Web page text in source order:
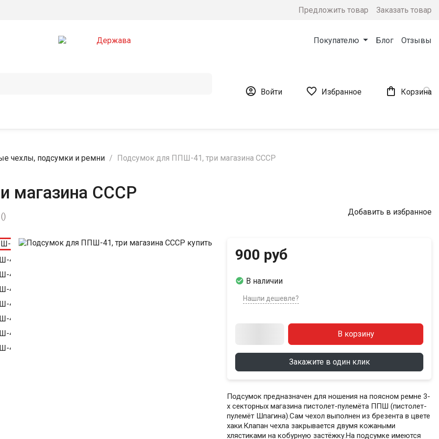
Предложить товар Заказать товар
Покупателю Блог Отзывы

 Войти  Избранное  Корзина
чехлы, подсумки и ремни Подсумок для ППШ-41, три магазина СССР
магазина СССР
() Добавить в избранное
900 руб
 В наличии
Нашли дешевле?
В корзину
Закажите в один клик
Подсумок предназначен для ношения на поясном ремне 3-
х секторных магазина пистолет-пулемёта ППШ (пистолет-
пулемёт Шпагина).Сам чехол выполнен из брезента в цвете
хаки.Клапан чехла закрывается двумя кожаными
хлястиками на кобурную застёжку.На подсумке имеются